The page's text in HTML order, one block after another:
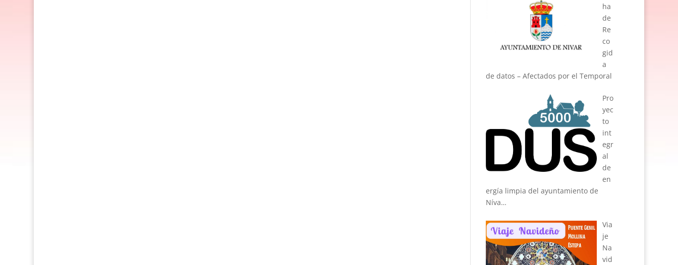
ha
de
Re
co
gid
a
de datos – Afectados por el Temporal
Pro
yec
to
int
egr
al
de
en
ergía limpia del ayuntamiento de
Níva…
Via
je
Na
vid